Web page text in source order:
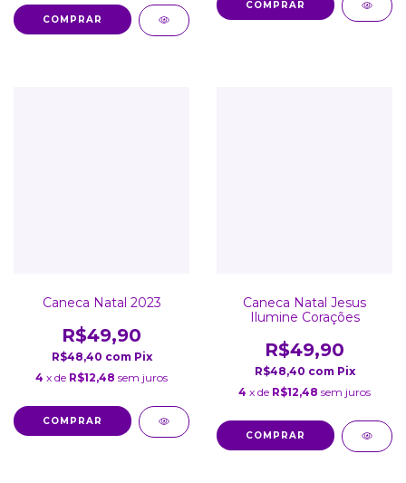
COMPRAR
COMPRAR
Caneca Natal 2023
R$49,90
R$48,40 com Pix
4 x de R$12,48 sem juros
COMPRAR
Caneca Natal Jesus
Ilumine Corações
R$49,90
R$48,40 com Pix
4 x de R$12,48 sem juros
COMPRAR